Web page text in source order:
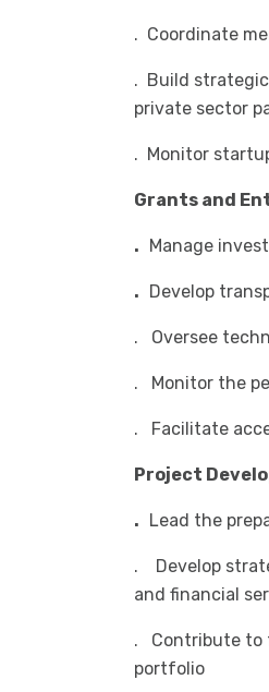
. Coordinate
. Build
private sector
. Monitor
Grants and
. Manage
. Develop
. Oversee
. Monitor the
. Facilitate
Project
. Lead the
. Develop
and financial
. Contribute to
portfolio